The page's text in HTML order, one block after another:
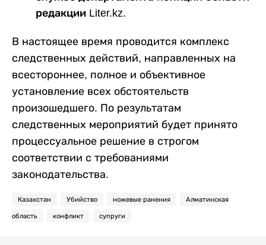
редакции Liter.kz.
В настоящее время проводится комплекс
следственных действий, направленных на
всестороннее, полное и объективное
установление всех обстоятельств
произошедшего. По результатам
следственных мероприятий будет принято
процессуальное решение в строгом
соответствии с требованиями
законодательства.
Казахстан Убийство ножевые ранения Алматинская
область конфликт супруги